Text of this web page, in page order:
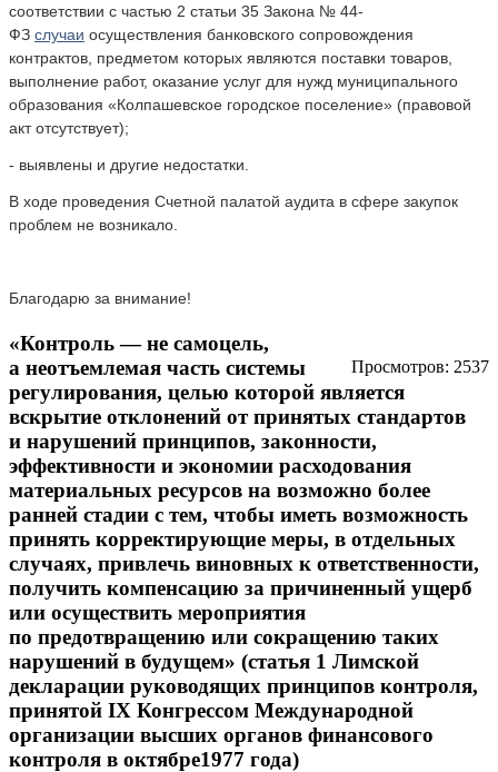
соответствии с частью 2 статьи 35 Закона № 44-
ФЗ случаи осуществления банковского сопровождения
контрактов, предметом которых являются поставки товаров,
выполнение работ, оказание услуг для нужд муниципального
образования «Колпашевское городское поселение» (правовой
акт отсутствует);
- выявлены и другие недостатки.
В ходе проведения Счетной палатой аудита в сфере закупок
проблем не возникало.
Благодарю за внимание!
Просмотров: 2537
«Контроль — не самоцель,
а неотъемлемая часть системы
регулирования, целью которой является
вскрытие отклонений от принятых стандартов
и нарушений принципов, законности,
эффективности и экономии расходования
материальных ресурсов на возможно более
ранней стадии с тем, чтобы иметь возможность
принять корректирующие меры, в отдельных
случаях, привлечь виновных к ответственности,
получить компенсацию за причиненный ущерб
или осуществить мероприятия
по предотвращению или сокращению таких
нарушений в будущем» (статья 1 Лимской
декларации руководящих принципов контроля,
принятой IX Конгрессом Международной
организации высших органов финансового
контроля в октябре1977 года)